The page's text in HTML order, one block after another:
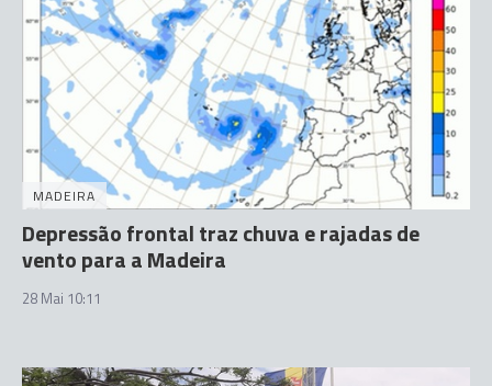
MADEIRA
Depressão frontal traz chuva e rajadas de
vento para a Madeira
28 Mai 10:11